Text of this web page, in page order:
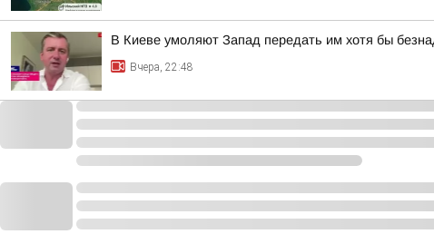
В Киеве умоляют Запад передать им хотя бы
Вчера, 22:48